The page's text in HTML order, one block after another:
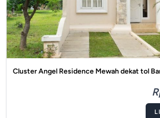
Cluster Angel Residence Mewah dekat tol